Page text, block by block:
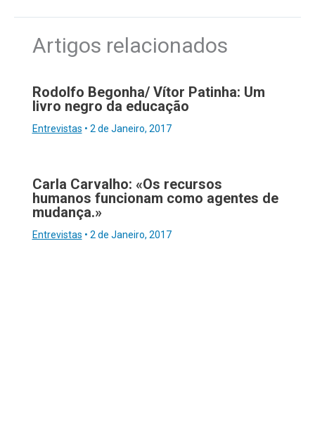
Artigos relacionados
Rodolfo Begonha/ Vítor Patinha: Um
livro negro da educação
Entrevistas • 2 de Janeiro, 2017
Carla Carvalho: «Os recursos
humanos funcionam como agentes de
mudança.»
Entrevistas • 2 de Janeiro, 2017